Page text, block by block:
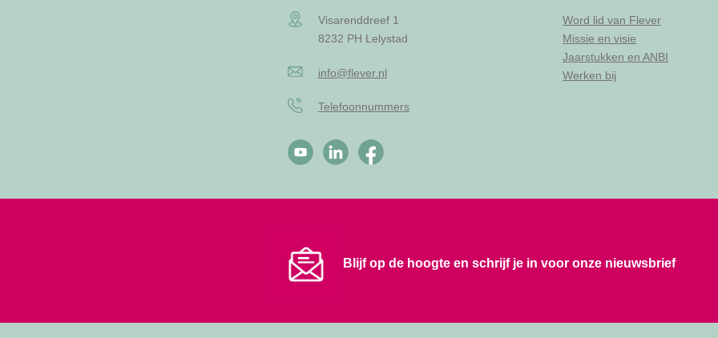
Visarenddreef 1
8232 PH Lelystad
info@flever.nl
Telefoonnummers
Word lid van Flever
Missie en visie
Jaarstukken en ANBI
Werken bij
Blijf op de hoogte en schrijf je in voor onze nieuwsbrief